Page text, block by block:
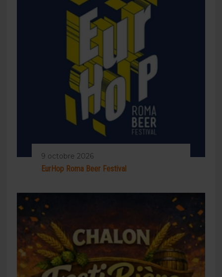
9 octobre 2026
EurHop Roma Beer Festival